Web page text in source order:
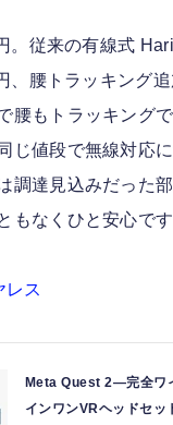
。従来の有線式
、腰トラッキング
腰もトラッキング
じ値段で無線対応
調達見込みだった
もなくひと安心です
レス
Meta Quest 2—完全ワ
インワンVRヘッドセ